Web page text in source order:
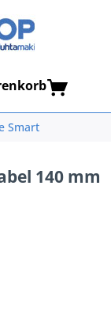
Smart
140 mm